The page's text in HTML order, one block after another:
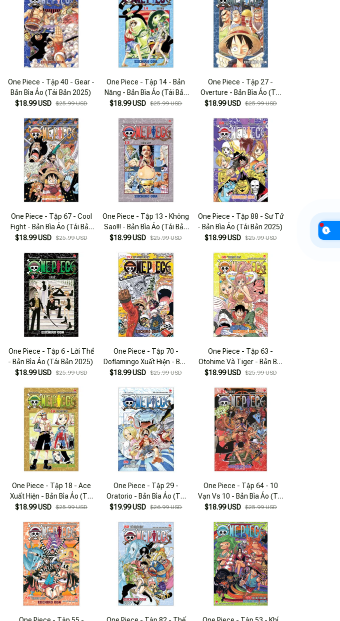
One Piece - Tập 40 - Gear -
Bản Bìa Áo (Tái Bản 2025)
$18.99 USD $25.99 USD
One Piece - Tập 14 - Bản
Năng - Bản Bìa Áo (Tái Bản
2025)
$18.99 USD $25.99 USD
One Piece - Tập 27 -
Overture - Bản Bìa Áo (Tái
Bản 2025)
$18.99 USD $25.99 USD
One Piece - Tập 67 - Cool
Fight - Bản Bìa Áo (Tái Bản
2025)
$18.99 USD $25.99 USD
One Piece - Tập 13 - Không
Sao!!! - Bản Bìa Áo (Tái Bản
2025)
$18.99 USD $25.99 USD
One Piece - Tập 88 - Sư Tử
- Bản Bìa Áo (Tái Bản 2025)
$18.99 USD $25.99 USD
One Piece - Tập 6 - Lời Thề
- Bản Bìa Áo (Tái Bản 2025)
$18.99 USD $25.99 USD
One Piece - Tập 70 -
Doflamingo Xuất Hiện - Bản
Bìa Áo (Tái Bản 2025)
$18.99 USD $25.99 USD
One Piece - Tập 63 -
Otohime Và Tiger - Bản Bìa
Áo (Tái Bản 2025)
$18.99 USD $25.99 USD
One Piece - Tập 18 - Ace
Xuất Hiện - Bản Bìa Áo (Tái
Bản 2025)
$18.99 USD $25.99 USD
One Piece - Tập 29 -
Oratorio - Bản Bìa Áo (Tái
Bản 2022)
$19.99 USD $26.99 USD
One Piece - Tập 64 - 10
Vạn Vs 10 - Bản Bìa Áo (Tái
Bản 2025)
$18.99 USD $25.99 USD